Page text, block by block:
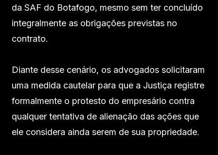
da SAF do Botafogo, mesmo sem ter concluído
integralmente as obrigações previstas no
contrato.
Diante desse cenário, os advogados solicitaram
uma medida cautelar para que a Justiça registre
formalmente o protesto do empresário contra
qualquer tentativa de alienação das ações que
ele considera ainda serem de sua propriedade.